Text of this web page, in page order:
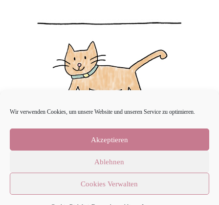
Wir verwenden Cookies, um unsere Website und unseren Service zu optimieren.
Akzeptieren
Ablehnen
Cookies Verwalten